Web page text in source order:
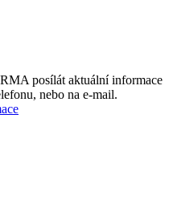
posílát aktuální informace
nebo na e-mail.